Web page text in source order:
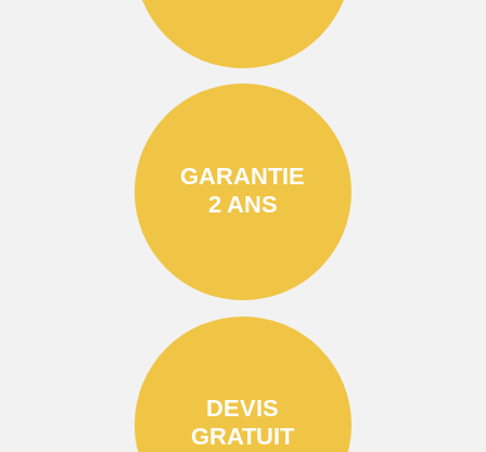
GARANTIE
2 ANS
DEVIS
GRATUIT